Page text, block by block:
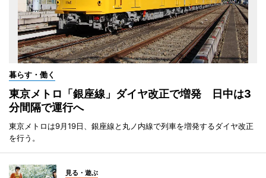
暮らす・働く
東京メトロ「銀座線」ダイヤ改正で増発 日中は3
分間隔で運行へ
東京メトロは9月19日、銀座線と丸ノ内線で列車を増発するダイヤ改正
を行う。
見る・遊ぶ